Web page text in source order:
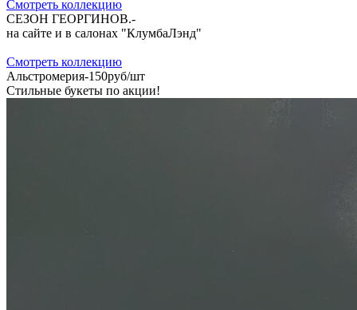
Cмотреть коллекцию
СЕЗОН ГЕОРГИНОВ.-
на сайте и в салонах "КлумбаЛэнд"
Cмотреть коллекцию
Альстромерия-150руб/шт
Стильные букеты по акции!